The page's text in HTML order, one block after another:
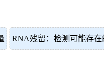
RNA残留：检测可能存